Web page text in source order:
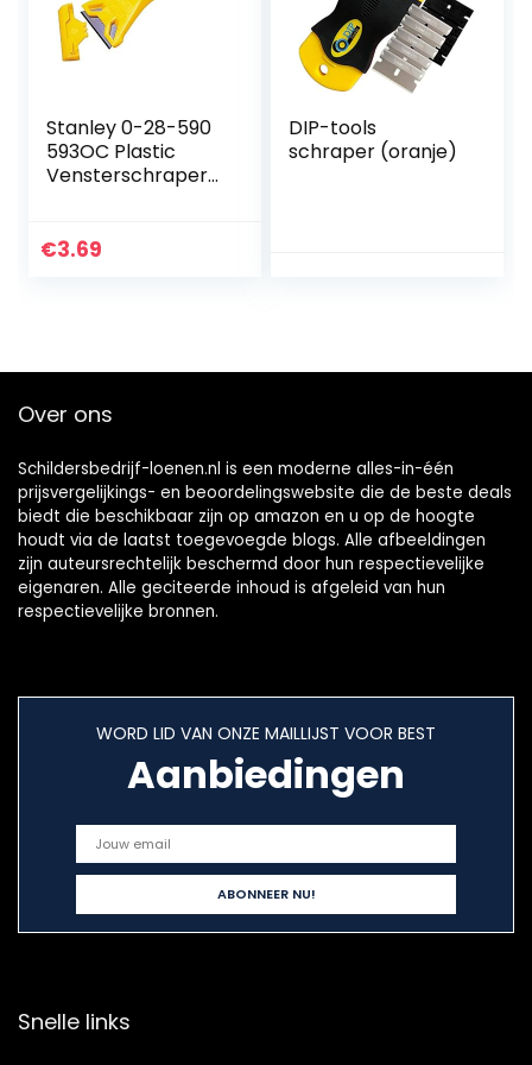
voegengereedsch
ap, siliconen
afdichtmiddel
gereedschap
Stanley 0-28-590
593OC Plastic
Vensterschraper
€3.69
DIP-tools
schraper (oranje)
Over ons
Schildersbedrijf-loenen.nl is een moderne alles-in-één
prijsvergelijkings- en beoordelingswebsite die de beste deals
biedt die beschikbaar zijn op amazon en u op de hoogte
houdt via de laatst toegevoegde blogs. Alle afbeeldingen
zijn auteursrechtelijk beschermd door hun respectievelijke
eigenaren. Alle geciteerde inhoud is afgeleid van hun
respectievelijke bronnen.
WORD LID VAN ONZE MAILLIJST VOOR BEST
Aanbiedingen
Snelle links